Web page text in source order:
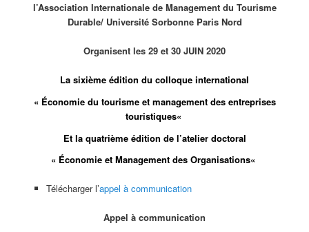
l’Association Internationale de Management du Tourisme
Durable/ Université Sorbonne Paris Nord
Organisent les 29 et 30 JUIN 2020
La sixième édition du colloque international
« Économie du tourisme et management des entreprises
touristiques«
Et la quatrième édition de l’atelier doctoral
« Économie et Management des Organisations«
Télécharger l’appel à communication
Appel à communication